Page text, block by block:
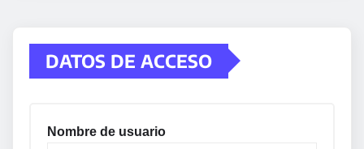
DATOS DE ACCESO
Nombre de usuario